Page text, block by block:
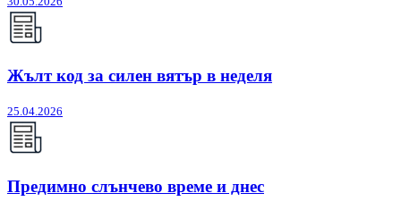
Жълт код за силен вятър в неделя
25.04.2026
Предимно слънчево време и днес